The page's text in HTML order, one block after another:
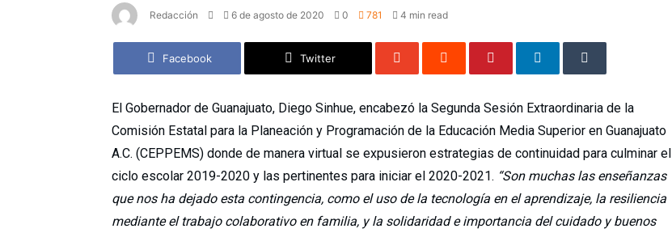
Redacción 6 de agosto de 2020 0 781 4 min read
Facebook Twitter
El Gobernador de Guanajuato, Diego Sinhue, encabezó la Segunda Sesión Extraordinaria de la
Comisión Estatal para la Planeación y Programación de la Educación Media Superior en Guanajuato
A.C. (CEPPEMS) donde de manera virtual se expusieron estrategias de continuidad para culminar el
ciclo escolar 2019-2020 y las pertinentes para iniciar el 2020-2021. “Son muchas las enseñanzas
que nos ha dejado esta contingencia, como el uso de la tecnología en el aprendizaje, la resiliencia
mediante el trabajo colaborativo en familia, y la solidaridad e importancia del cuidado y buenos